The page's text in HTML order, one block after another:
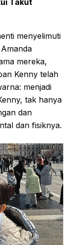
Takut
menyelimuti
mereka,
Kenny telah
menjadi
tak hanya
dan
dan fisiknya.